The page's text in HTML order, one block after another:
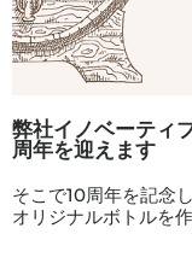
弊社イノベーティ
周年を迎えます
そこで10周年を記念
オリジナルボトルを